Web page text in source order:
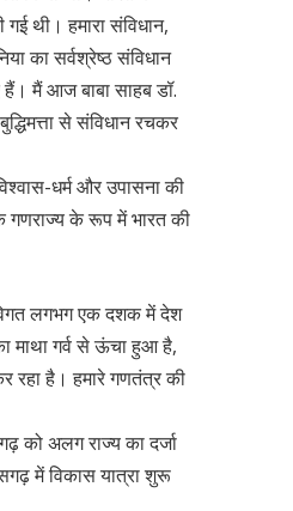
थी। हमारा संविधान,
का सर्वश्रेष्ठ संविधान
मैं आज बाबा साहब डॉ.
से संविधान रचकर
धर्म और उपासना की
गणराज्य के रूप में भारत की
विगत लगभग एक दशक में देश
माथा गर्व से ऊंचा हुआ है,
रहा है। हमारे गणतंत्र की
को अलग राज्य का दर्जा
में विकास यात्रा शुरू